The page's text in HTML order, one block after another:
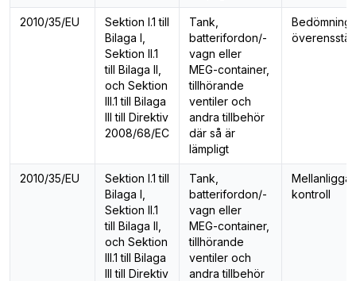
2010/35/EU
Sektion I.1 till
Bilaga I,
Sektion II.1
till Bilaga II,
och Sektion
III.1 till Bilaga
III till Direktiv
2008/68/EC
Tank,
batterifordon/-
vagn eller
MEG-container,
tillhörande
ventiler och
andra tillbehör
där så är
lämpligt
Bedömning
2010/35/EU
Sektion I.1 till
Bilaga I,
Sektion II.1
till Bilaga II,
och Sektion
III.1 till Bilaga
III till Direktiv
Tank,
batterifordon/-
vagn eller
MEG-container,
tillhörande
ventiler och
andra tillbehör
kontroll